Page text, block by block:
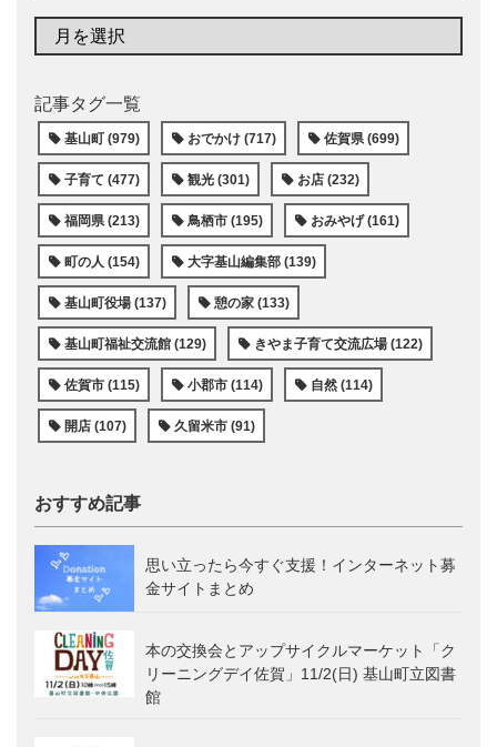
記事タグ一覧
基山町 (979) おでかけ (717) 佐賀県 (699)
子育て (477) 観光 (301) お店 (232)
福岡県 (213) 鳥栖市 (195) おみやげ (161)
町の人 (154) 大字基山編集部 (139)
基山町役場 (137) 憩の家 (133)
基山町福祉交流館 (129) きやま子育て交流広場 (122)
佐賀市 (115) 小郡市 (114) 自然 (114)
開店 (107) 久留米市 (91)
おすすめ記事
思い立ったら今すぐ支援！インターネット募
金サイトまとめ
本の交換会とアップサイクルマーケット「ク
リーニングデイ佐賀」11/2(日) 基山町立図書
館